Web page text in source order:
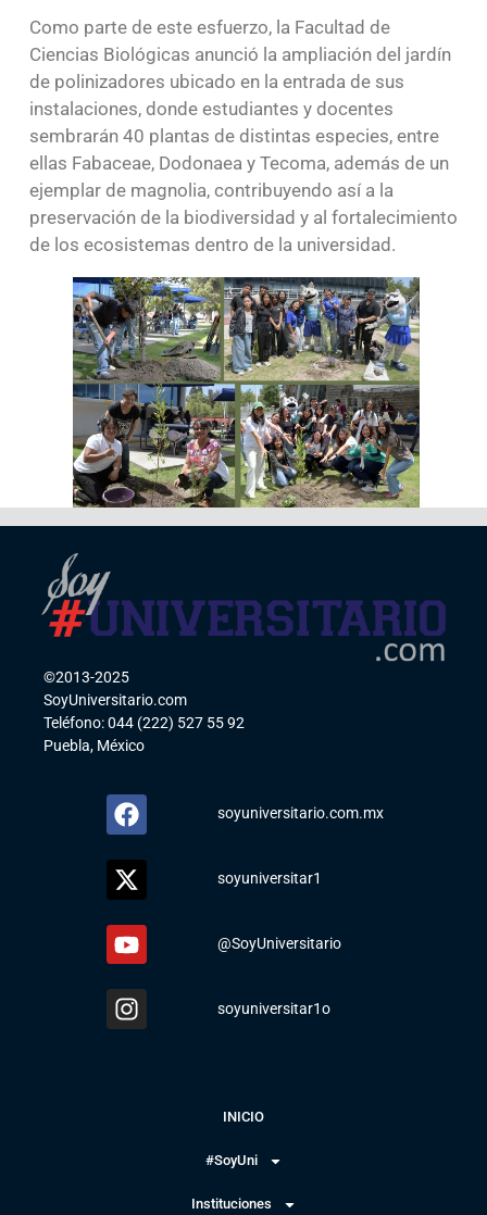
Como parte de este esfuerzo, la Facultad de
Ciencias Biológicas anunció la ampliación del jardín
de polinizadores ubicado en la entrada de sus
instalaciones, donde estudiantes y docentes
sembrarán 40 plantas de distintas especies, entre
ellas Fabaceae, Dodonaea y Tecoma, además de un
ejemplar de magnolia, contribuyendo así a la
preservación de la biodiversidad y al fortalecimiento
de los ecosistemas dentro de la universidad.
©2013-2025
SoyUniversitario.com
Teléfono: 044 (222) 527 55 92
Puebla, México
soyuniversitario.com.mx
soyuniversitar1
@SoyUniversitario
soyuniversitar1o
INICIO
#SoyUni
Instituciones